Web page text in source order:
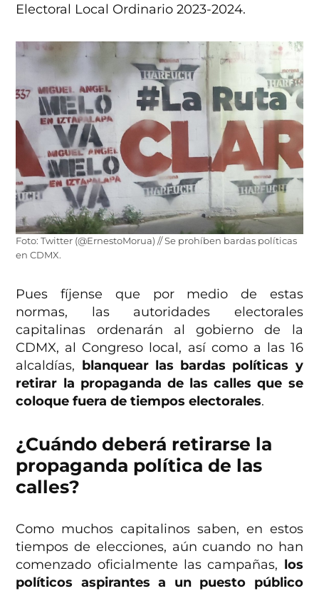
Electoral Local Ordinario 2023-2024.
Foto: Twitter (@ErnestoMorua) // Se prohíben bardas políticas
en CDMX.
Pues fíjense que por medio de estas
normas, las autoridades electorales
capitalinas ordenarán al gobierno de la
CDMX, al Congreso local, así como a las 16
alcaldías, blanquear las bardas políticas y
retirar la propaganda de las calles que se
coloque fuera de tiempos electorales.
¿Cuándo deberá retirarse la
propaganda política de las
calles?
Como muchos capitalinos saben, en estos
tiempos de elecciones, aún cuando no han
comenzado oficialmente las campañas, los
políticos aspirantes a un puesto público